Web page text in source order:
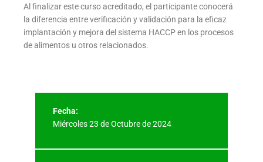
Al finalizar este curso acreditado, el participante conocerá
la diferencia entre verificación y validación para la eficaz
implantación y mejora del sistema HACCP en los procesos
de alimentos u otros relacionados.
Fecha:
Miércoles 23 de Octubre de 2024